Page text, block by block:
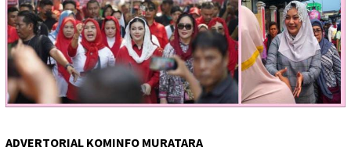
ADVERTORIAL KOMINFO MURATARA